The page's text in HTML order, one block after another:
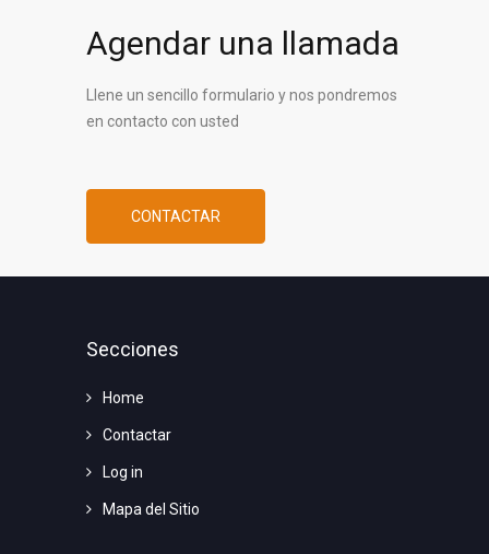
Agendar una llamada
Llene un sencillo formulario y nos pondremos
en contacto con usted
CONTACTAR
Secciones
Home
Contactar
Log in
Mapa del Sitio